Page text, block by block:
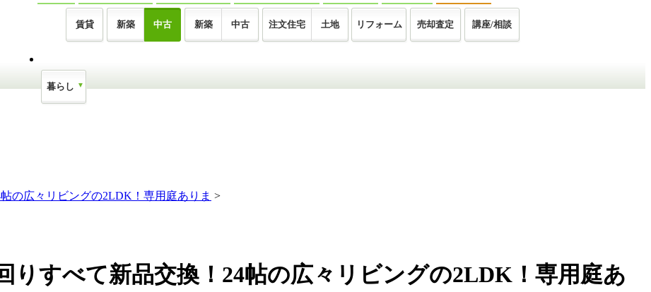
賃貸 新築 中古 新築 中古 注文住宅 土地 リフォーム 売却査定 講座/相談
暮らし
の広々リビングの2LDK！専用庭ありま >
りすべて新品交換！24帖の広々リビングの2LDK！専用庭あ